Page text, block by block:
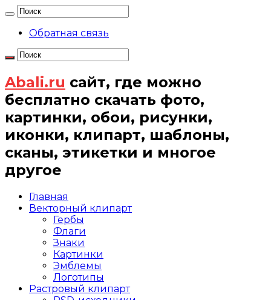
Обратная связь
Abali.ru сайт, где можно
бесплатно скачать фото,
картинки, обои, рисунки,
иконки, клипарт, шаблоны,
сканы, этикетки и многое
другое
Главная
Векторный клипарт
Гербы
Флаги
Знаки
Картинки
Эмблемы
Логотипы
Растровый клипарт